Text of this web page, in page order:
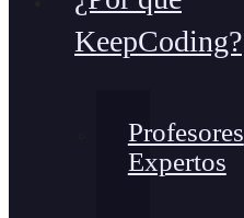
KeepCoding?
Profesores
Expertos